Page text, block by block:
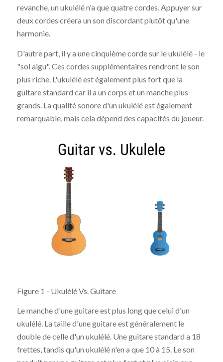
revanche, un ukulélé n'a que quatre cordes. Appuyer sur
deux cordes créera un son discordant plutôt qu'une
harmonie.
D'autre part, il y a une cinquième corde sur le ukulélé - le
"sol aigu". Ces cordes supplémentaires rendront le son
plus riche. L'ukulélé est également plus fort que la
guitare standard car il a un corps et un manche plus
grands. La qualité sonore d'un ukulélé est également
remarquable, mais cela dépend des capacités du joueur.
Figure 1 - Ukulélé Vs. Guitare
Le manche d'une guitare est plus long que celui d'un
ukulélé. La taille d'une guitare est généralement le
double de celle d'un ukulélé. Une guitare standard a 18
frettes, tandis qu'un ukulélé n'en a que 10 à 15. Le son